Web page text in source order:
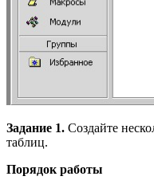
Задание 1. Создайте
таблиц.
Порядок работы